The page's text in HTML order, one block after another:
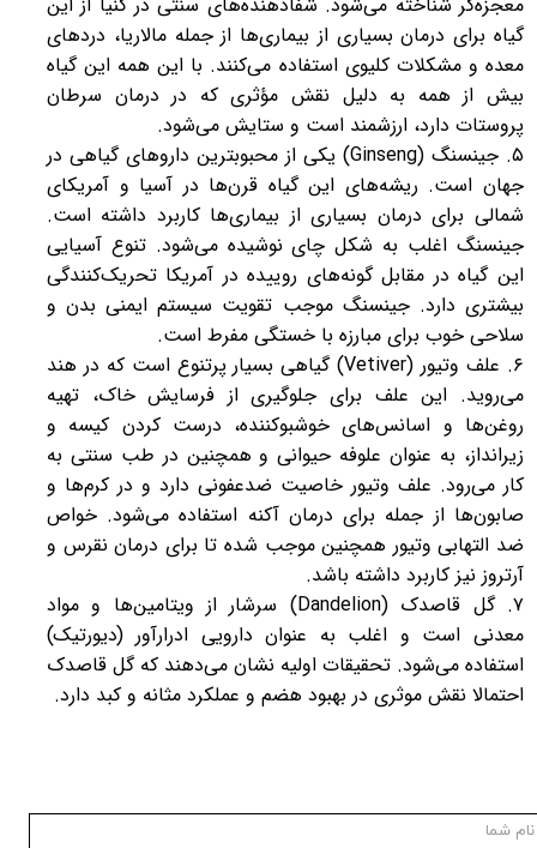
گیاه برای درمان بسیاری از بیماری‌ها از جمله مالاریا، دردهای
معده و مشکلات کلیوی استفاده می‌کنند. با این همه این گیاه
بیش از همه به دلیل نقش مؤثری که در درمان سرطان
پروستات دارد، ارزشمند است و ستایش می‌شود.
۵. جینسنگ (Ginseng) یکی از محبوبترین داروهای گیاهی در
جهان است. ریشه‌های این گیاه قرن‌ها در آسیا و آمریکای
شمالی برای درمان بسیاری از بیماری‌ها کاربرد داشته است.
جینسنگ اغلب به شکل چای نوشیده می‌شود. تنوع آسیایی
این گیاه در مقابل گونه‌های روییده در آمریکا تحریک‌کنندگی
بیشتری دارد. جینسنگ موجب تقویت سیستم ایمنی بدن و
سلاحی خوب برای مبارزه با خستگی مفرط است.
۶. علف وتیور (Vetiver) گیاهی بسیار پرتنوع است که در هند
می‌روید. این علف برای جلوگیری از فرسایش خاک، تهیه
روغن‌ها و اسانس‌های خوشبوکننده، درست کردن کیسه و
زیرانداز، به عنوان علوفه حیوانی و همچنین در طب سنتی به
کار می‌رود. علف وتیور خاصیت ضدعفونی دارد و در کرم‌ها و
صابون‌ها از جمله برای درمان آکنه استفاده می‌شود. خواص
ضد التهابی وتیور همچنین موجب شده تا برای درمان نقرس و
آرتروز نیز کاربرد داشته باشد.
۷. گل قاصدک (Dandelion) سرشار از ویتامین‌ها و مواد
معدنی است و اغلب به عنوان دارویی ادرارآور (دیورتیک)
استفاده می‌شود. تحقیقات اولیه نشان می‌دهند که گل قاصدک
احتمالا نقش موثری در بهبود هضم و عملکرد مثانه و کبد دارد.